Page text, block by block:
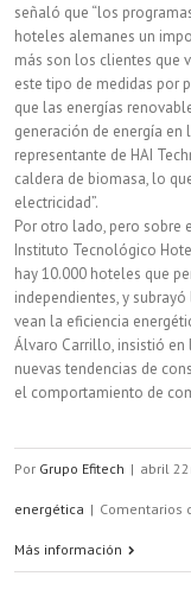
señaló que “los
hoteles alemanes un
más son los clientes que
este tipo de medidas por
que las energías
generación de energía
representante de HAI
caldera de biomasa, lo
electricidad”.
Por otro lado, pero sobre
Instituto Tecnológico
hay 10.000 hoteles que
independientes, y
vean la eficiencia
Álvaro Carrillo, insistió en
nuevas tendencias de
el comportamiento de
Por Grupo Efitech | abril
energética | Comentarios
Más información